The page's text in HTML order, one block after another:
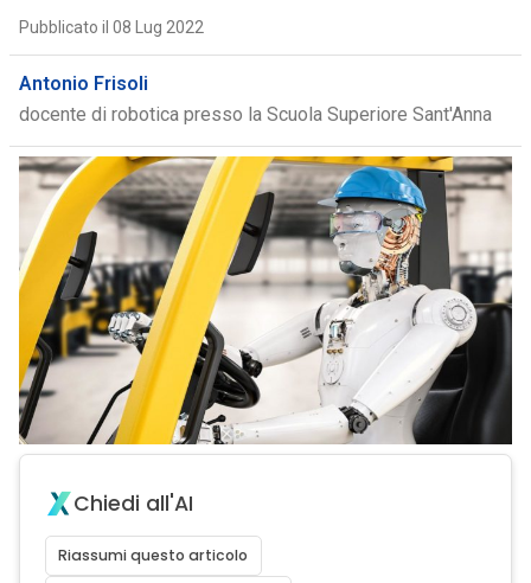
Pubblicato il 08 Lug 2022
Antonio Frisoli
docente di robotica presso la Scuola Superiore Sant'Anna
Chiedi all'AI
Riassumi questo articolo